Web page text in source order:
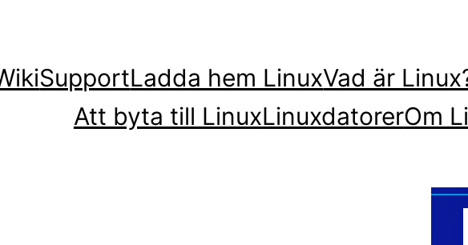
SupportLadda hem LinuxVad är
Att byta till LinuxLinuxdatorerOm